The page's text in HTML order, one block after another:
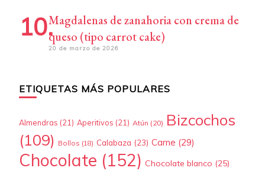
Magdalenas de zanahoria con crema de
queso (tipo carrot cake)
20 de marzo de 2026
ETIQUETAS MÁS POPULARES
Almendras (21) Aperitivos (21) Atún (20) Bizcochos
(109) Bollos (18) Calabaza (23) Carne (29)
Chocolate (152) Chocolate blanco (25)